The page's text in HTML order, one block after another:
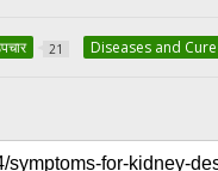
21 Diseases and Cure